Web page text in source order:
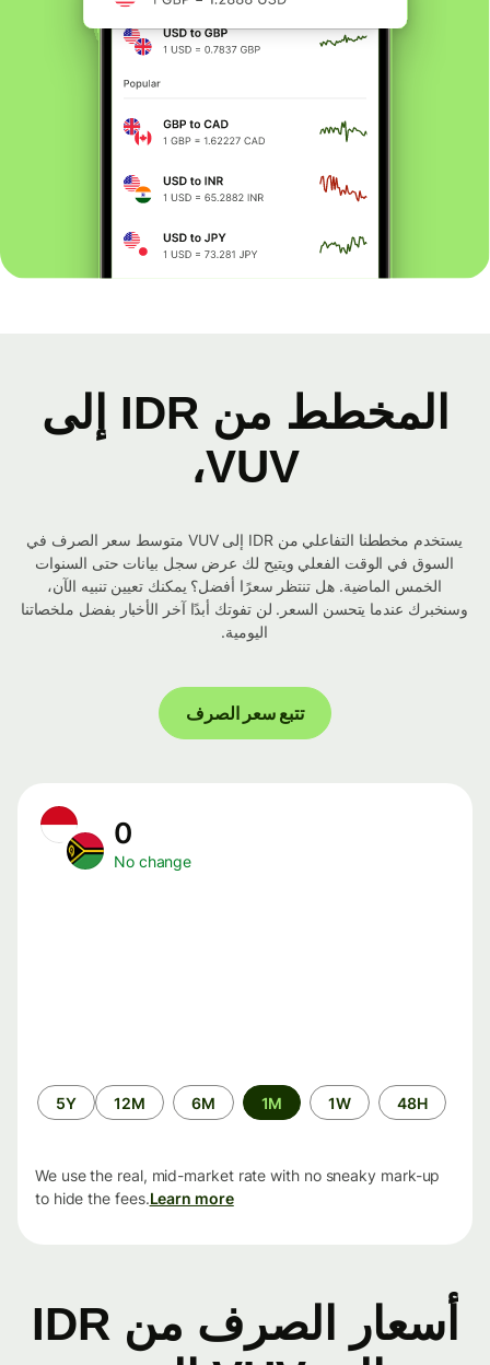
المخطط من IDR إلى
VUV،
يستخدم مخططنا التفاعلي من IDR إلى VUV متوسط ​​سعر الصرف في
السوق في الوقت الفعلي ويتيح لك عرض سجل بيانات حتى السنوات
الخمس الماضية. هل تنتظر سعرًا أفضل؟ يمكنك تعيين تنبيه الآن،
وسنخبرك عندما يتحسن السعر. لن تفوتك أبدًا آخر الأخبار بفضل ملخصاتنا
اليومية.
تتبع سعر الصرف
No change
الفترة
الزمنية
48H
1W
1M
6M
12M
5Y
We use the real, mid-market rate with no sneaky mark-up
to hide the fees.Learn more
أسعار الصرف من IDR